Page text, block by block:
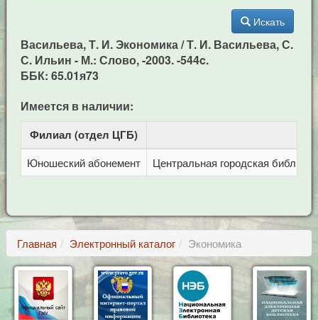
Искать
Васильева, Т. И. Экономика / Т. И. Васильева, С.
С. Ильин - М.: Слово, -2003. -544c.
ББК: 65.01я73
Имеется в наличии:
Филиал (отдел ЦГБ)
Юношеский абонемент Центральная городская
Главная Электронный каталог Экономика